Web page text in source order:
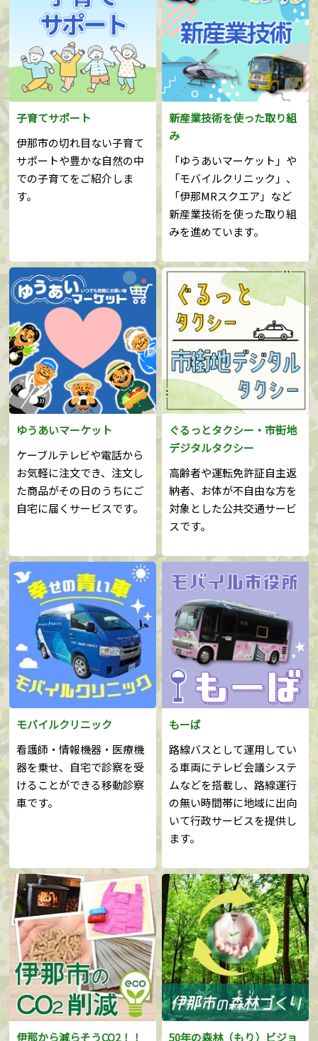
子育てサポート
伊那市の切れ目ない子育て
サポートや豊かな自然の中
での子育てをご紹介しま
す。
新産業技術を使った取り組
み
「ゆうあいマーケット」や
「モバイルクリニック」、
「伊那MRスクエア」など
新産業技術を使った取り組
みを進めています。
ゆうあいマーケット
ケーブルテレビや電話から
お気軽に注文でき、注文し
た商品がその日のうちにご
自宅に届くサービスです。
ぐるっとタクシー・市街地
デジタルタクシー
高齢者や運転免許証自主返
納者、お体が不自由な方を
対象とした公共交通サービ
スです。
モバイルクリニック
看護師・情報機器・医療機
器を乗せ、自宅で診察を受
けることができる移動診察
車です。
もーば
路線バスとして運用してい
る車両にテレビ会議システ
ムなどを搭載し、路線運行
の無い時間帯に地域に出向
いて行政サービスを提供し
ます。
伊那から減らそうCO2！！ 50年の森林（もり）ビジョ